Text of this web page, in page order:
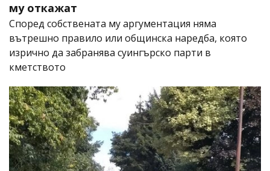
му откажат
Според собствената му аргументация няма
вътрешно правило или общинска наредба, която
изрично да забранява суингърско парти в
кметството